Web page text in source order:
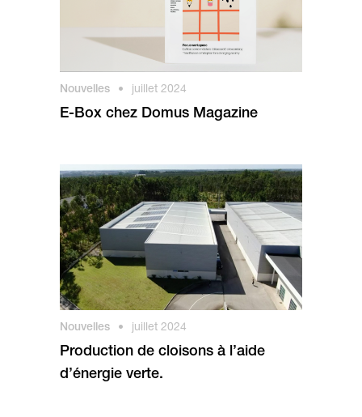
Nouvelles • juillet 2024
E-Box chez Domus Magazine
Nouvelles • juillet 2024
Production de cloisons à l’aide
d’énergie verte.